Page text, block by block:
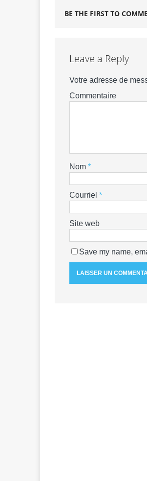
BE THE FIRST TO
Leave a Reply
Votre adresse de
Commentaire
Nom *
Courriel *
Site web
Save my name,